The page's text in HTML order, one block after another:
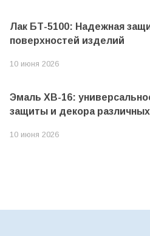
Лак БТ-5100: Надежная
поверхностей изделий
10 июня 2026
Эмаль ХВ-16:
защиты и декора
10 июня 2026